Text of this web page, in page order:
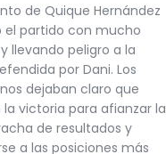
de Quique Hernández
el partido con mucho
llevando peligro a la
por Dani. Los
dejaban claro que
victoria para afianzar la
de resultados y
a las posiciones más